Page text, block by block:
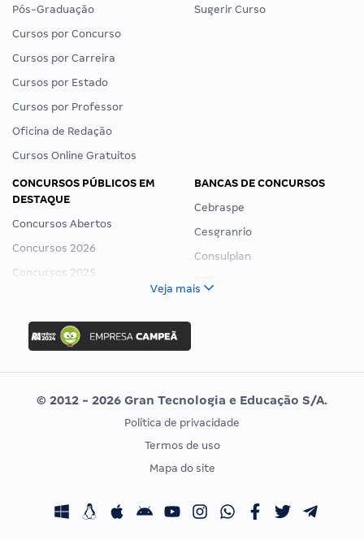
Pós-Graduação
Cursos por Concurso
Cursos por Carreira
Cursos por Estado
Cursos por Professor
Oficina de Redação
Cursos Online Gratuitos
Sugerir Curso
CONCURSOS PÚBLICOS EM
DESTAQUE
Concursos Abertos
Concursos 2026
Concursos 2025
Concurso Nacional Unificado
Concurso Ibama
Concurso MPU
Editais publicados
BANCAS DE CONCURSOS
Cebraspe
Cesgranrio
Consulplan
Vunesp
CONCURSOS POR PROFISSÃO
Concursos Fiscais
EXAME DE ORDEM
Calendário OAB
Veja mais
© 2012 - 2026 Gran Tecnologia e Educação S/A.
Política de privacidade
Termos de uso
Mapa do site